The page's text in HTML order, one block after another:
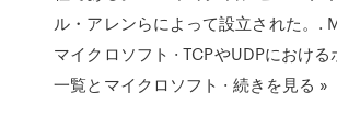
ル・アレンらによって設立された。.
マイクロソフト · TCPやUDPにおけ
一覧とマイクロソフト · 続きを見る »